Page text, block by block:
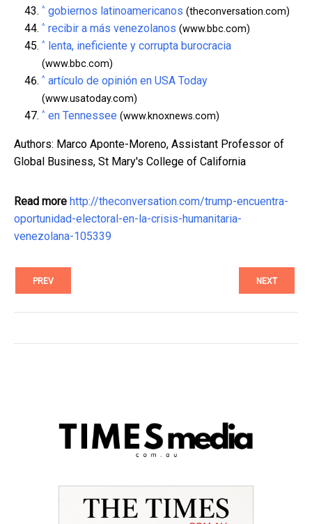
^ gobiernos latinoamericanos (theconversation.com)
^ recibir a más venezolanos (www.bbc.com)
^ lenta, ineficiente y corrupta burocracia
(www.bbc.com)
^ artículo de opinión en USA Today
(www.usatoday.com)
^ en Tennessee (www.knoxnews.com)
Authors: Marco Aponte-Moreno, Assistant Professor of
Global Business, St Mary's College of California
Read more http://theconversation.com/trump-encuentra-
oportunidad-electoral-en-la-crisis-humanitaria-
venezolana-105339
PREV NEXT